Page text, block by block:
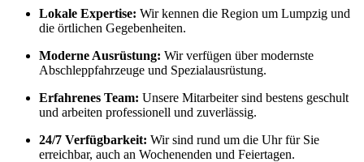
Lokale Expertise: Wir kennen die Region um Lumpzig und
die örtlichen Gegebenheiten.
Moderne Ausrüstung: Wir verfügen über modernste
Abschleppfahrzeuge und Spezialausrüstung.
Erfahrenes Team: Unsere Mitarbeiter sind bestens geschult
und arbeiten professionell und zuverlässig.
24/7 Verfügbarkeit: Wir sind rund um die Uhr für Sie
erreichbar, auch an Wochenenden und Feiertagen.